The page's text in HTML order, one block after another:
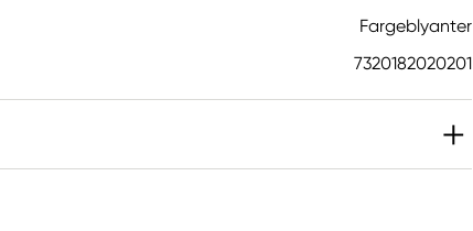
Fargeblyanter
7320182020201